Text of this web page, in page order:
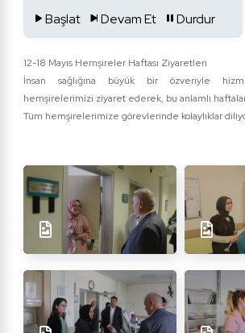
Başlat Devam Et Durdur
12-18 Mayıs Hemşireler Haftası Ziyaretleri
İnsan sağlığına büyük bir özveriyle
hemşirelerimizi ziyaret ederek, bu anlamlı
Tüm hemşirelerimize görevlerinde kolaylıklar